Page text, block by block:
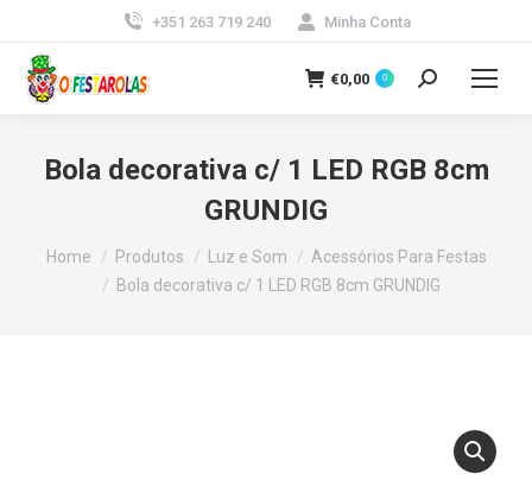
+351 263 719 240 Minha Conta
€0,00 0 Search:
Bola decorativa c/ 1 LED RGB 8cm
GRUNDIG
You are here:
Home Produtos Luz e Som
Acessórios Para Festas
Bola decorativa c/ 1 LED RGB 8cm GRUNDIG